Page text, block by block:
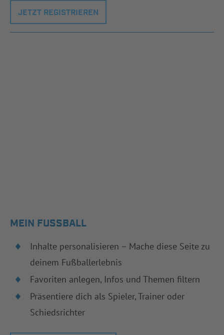
JETZT REGISTRIEREN
MEIN FUSSBALL
Inhalte personalisieren – Mache diese Seite zu
deinem Fußballerlebnis
Favoriten anlegen, Infos und Themen filtern
Präsentiere dich als Spieler, Trainer oder
Schiedsrichter